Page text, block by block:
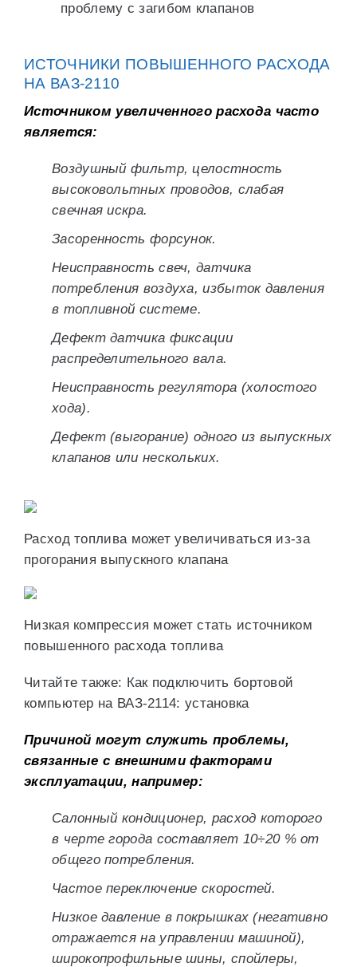
проблему с загибом клапанов
ИСТОЧНИКИ ПОВЫШЕННОГО РАСХОДА
НА ВАЗ-2110
Источником увеличенного расхода часто
является:
Воздушный фильтр, целостность
высоковольтных проводов, слабая
свечная искра.
Засоренность форсунок.
Неисправность свеч, датчика
потребления воздуха, избыток давления
в топливной системе.
Дефект датчика фиксации
распределительного вала.
Неисправность регулятора (холостого
хода).
Дефект (выгорание) одного из выпускных
клапанов или нескольких.
Расход топлива может увеличиваться из-за
прогорания выпускного клапана
Низкая компрессия может стать источником
повышенного расхода топлива
Читайте также: Как подключить бортовой
компьютер на ВАЗ-2114: установка
Причиной могут служить проблемы,
связанные с внешними факторами
эксплуатации, например:
Салонный кондиционер, расход которого
в черте города составляет 10÷20 % от
общего потребления.
Частое переключение скоростей.
Низкое давление в покрышках (негативно
отражается на управлении машиной),
широкопрофильные шины, спойлеры,